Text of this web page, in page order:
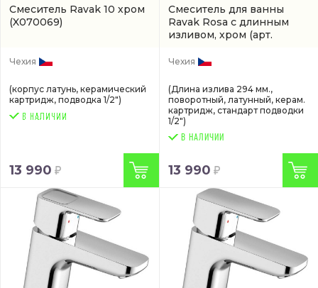
Смеситель Ravak 10 хром
(X070069)
Чехия
(корпус латунь, керамический
картридж, подводка 1/2")
13 990
Смеситель для ванны
Ravak Rosa с длинным
изливом, хром (арт.
Чехия
(Длина излива 294 мм.,
поворотный, латунный, керам.
картридж, стандарт подводки
1/2")
В НАЛИЧИИ
13 990